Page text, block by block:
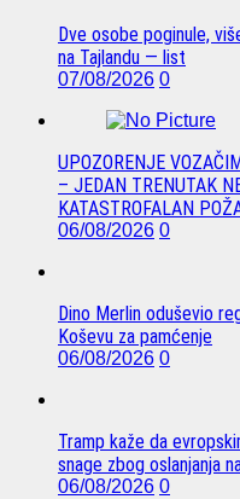
Dve osobe poginule,
na Tajlandu — list
07/08/2026 0
UPOZORENJE
– JEDAN TRENUTAK
KATASTROFALAN
06/08/2026 0
Dino Merlin oduševio
Koševu za pamćenje
06/08/2026 0
Tramp kaže da
snage zbog oslanjanja
06/08/2026 0